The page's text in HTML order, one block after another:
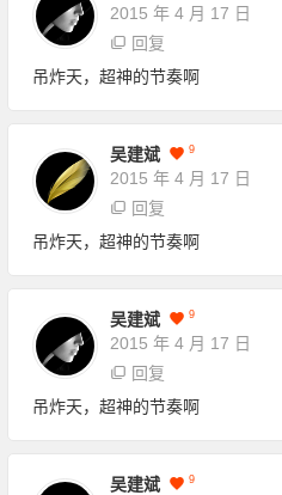
2015 年 4 月 17 日
回复
吊炸天，超神的节奏啊
吴建斌 9
2015 年 4 月 17 日
回复
吊炸天，超神的节奏啊
吴建斌 9
2015 年 4 月 17 日
回复
吊炸天，超神的节奏啊
吴建斌 9